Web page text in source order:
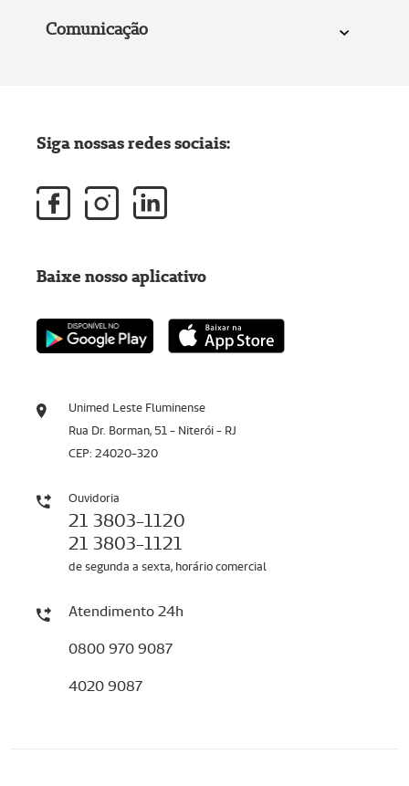
Comunicação
Unimed Leste Fluminense
Rua Dr. Borman, 51 - Niterói - RJ
CEP: 24020-320
Ouvidoria
21 3803-1120
21 3803-1121
de segunda a sexta, horário comercial
Atendimento 24h
0800 970 9087
4020 9087
Siga nossas redes sociais:
Baixe nosso aplicativo